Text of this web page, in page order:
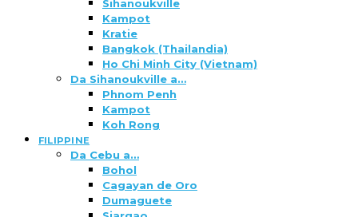
Sihanoukville
Kampot
Kratie
Bangkok (Thailandia)
Ho Chi Minh City (Vietnam)
Da Sihanoukville a…
Phnom Penh
Kampot
Koh Rong
FILIPPINE
Da Cebu a…
Bohol
Cagayan de Oro
Dumaguete